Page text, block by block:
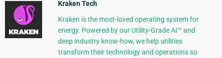
Kraken Tech
Kraken is the most-loved operating system for
energy. Powered by our Utility-Grade AI™ and
deep industry know-how, we help utilities
transform their technology and operations so